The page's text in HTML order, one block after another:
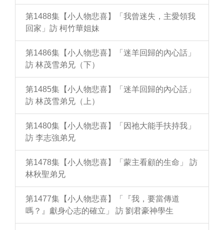
第1488集【小人物悲喜】「我曾迷失，主愛領我
回家」訪 柯竹華姐妹
第1486集【小人物悲喜】「迷羊回歸的內心話」
訪 林茂雪弟兄（下）
第1485集【小人物悲喜】「迷羊回歸的內心話」
訪 林茂雪弟兄（上）
第1480集【小人物悲喜】「因祂大能手扶持我」
訪 李志強弟兄
第1478集【小人物悲喜】「蒙主看顧的生命」 訪
林秋聖弟兄
第1477集【小人物悲喜】「『我，要當傳道
嗎？』獻身心志的確立」 訪 劉君豪神學生